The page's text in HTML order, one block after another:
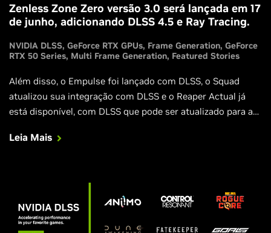
Zenless Zone Zero versão 3.0 será lançada em 17
de junho, adicionando DLSS 4.5 e Ray Tracing.
NVIDIA DLSS GeForce RTX GPUs Frame Generation GeForce
RTX 50 Series Multi Frame Generation Featured Stories
Além disso, o Empulse foi lançado com DLSS, o Squad
atualizou sua integração com DLSS e o Reaper Actual já
está disponível, com DLSS que pode ser atualizado para a
Leia Mais